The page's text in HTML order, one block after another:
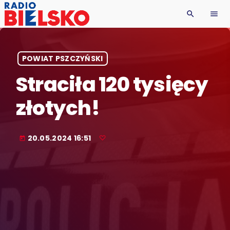
search menu
POWIAT PSZCZYŃSKI
Straciła 120 tysięcy
złotych!
today 20.05.2024 16:51